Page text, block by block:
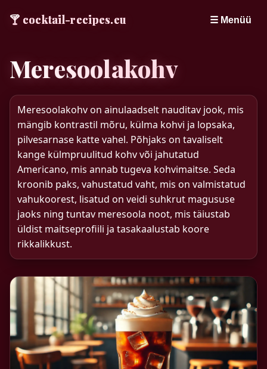
🍸 cocktail-recipes.eu ☰ Menüü
Meresoolakohv
Meresoolakohv on ainulaadselt nauditav jook, mis
mängib kontrastil mõru, külma kohvi ja lopsaka,
pilvesarnase katte vahel. Põhjaks on tavaliselt
kange külmpruulitud kohv või jahutatud
Americano, mis annab tugeva kohvimaitse. Seda
kroonib paks, vahustatud vaht, mis on valmistatud
vahukoorest, lisatud on veidi suhkrut magususe
jaoks ning tuntav meresoola noot, mis täiustab
üldist maitseprofiili ja tasakaalustab koore
rikkalikkust.